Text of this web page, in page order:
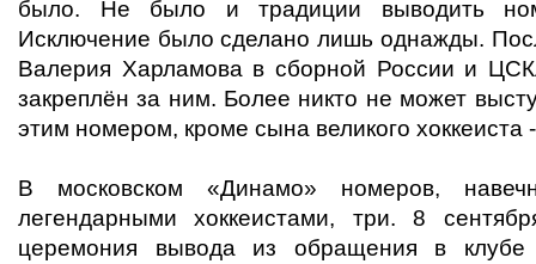
было. Не было и традиции выводить
Исключение было сделано лишь однажды.
Валерия Харламова в сборной России и
закреплён за ним. Более никто не может
этим номером, кроме сына великого хоккеиста
В московском «Динамо» номеров,
легендарными хоккеистами, три. 8
церемония вывода из обращения в клубе